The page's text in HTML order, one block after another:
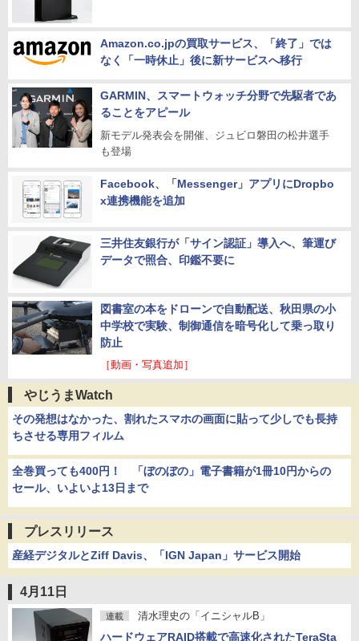
Amazon.co.jpの買取サービス、「終了」では
なく「一時休止」後に新サービスへ移行
GARMIN、スマートウォッチ分野で先駆者であ
ることをアピール
新モデル発表会を開催、ジュビロ磐田の松井選手
も登場
Facebook、「Messenger」アプリにDropbo
x連携機能を追加
三井住友銀行が「サイン認証」導入へ、筆運び
データで照合、印鑑不要に
図書室の本をドローンで自動配送、秋田県の小
中学校で実験、制御通信を暗号化して乗っ取り
防止
［動画・写真追加］
やじうまWatch
その発想はなかった、割れたスマホの画面に貼って少しでも長持
ちさせる専用フィルム
全巻買っても400円！ 「ぼのぼの」電子書籍が1冊10円からの
セール、いよいよ13日まで
プレスリリース
産経デジタルとZiff Davis、「IGN Japan」サービス開始
4月11日
連載 清水理史の「イニシャルB」
ハードウェアRAID搭載で高速化されたTeraSta